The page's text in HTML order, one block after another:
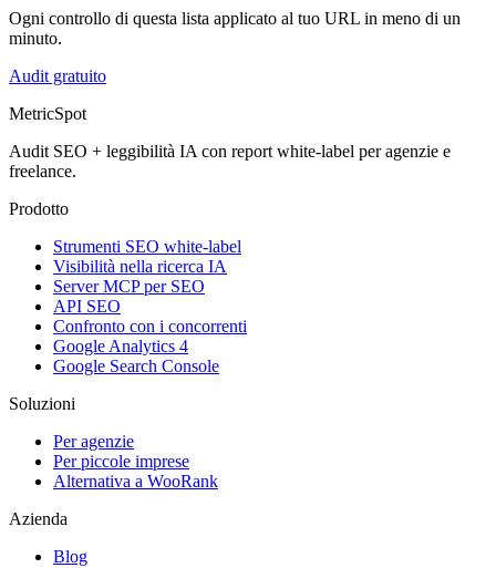
Ogni controllo di questa lista applicato al tuo URL in meno di un
minuto.
Audit gratuito
MetricSpot
Audit SEO + leggibilità IA con report white-label per agenzie e
freelance.
Prodotto
Strumenti SEO white-label
Visibilità nella ricerca IA
Server MCP per SEO
API SEO
Confronto con i concorrenti
Google Analytics 4
Google Search Console
Soluzioni
Per agenzie
Per piccole imprese
Alternativa a WooRank
Azienda
Blog